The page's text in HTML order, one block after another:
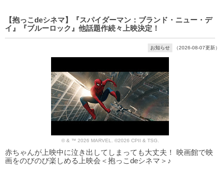
【抱っこdeシネマ】『スパイダーマン：ブランド・ニュー・デ
イ』『ブルーロック』他話題作続々上映決定！
お知らせ （2026-08-07更新）
© & ™ 2026 MARVEL. ©2026 CPII & TSG.
赤ちゃんが上映中に泣き出してしまっても大丈夫！ 映画館で映
画をのびのび楽しめる上映会＜抱っこdeシネマ＞♪